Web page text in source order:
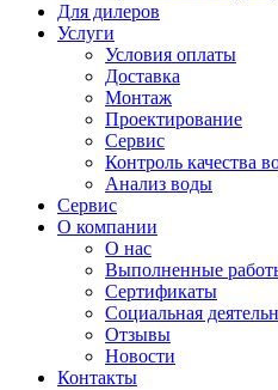
Для дилеров
Услуги
Условия оплаты
Доставка
Монтаж
Проектирование
Сервис
Контроль качества
Анализ воды
Сервис
О компании
О нас
Выполненные
Сертификаты
Социальная
Отзывы
Новости
Контакты